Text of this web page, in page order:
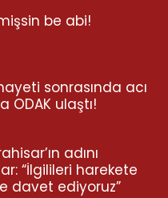
be abi!
sonrasında acı
ODAK ulaştı!
adını
“İlgilileri harekete
davet ediyoruz”